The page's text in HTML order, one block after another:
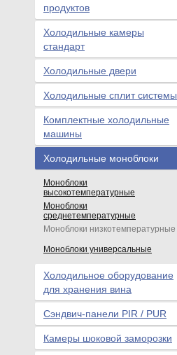
продуктов
Холодильные камеры
стандарт
Холодильные двери
Холодильные сплит системы
Комплектные холодильные
машины
Холодильные моноблоки
Моноблоки
высокотемпературные
Моноблоки
среднетемпературные
Моноблоки низкотемпературные
Моноблоки универсальные
Холодильное оборудование
для хранения вина
Сэндвич-панели PIR / PUR
Камеры шоковой заморозки